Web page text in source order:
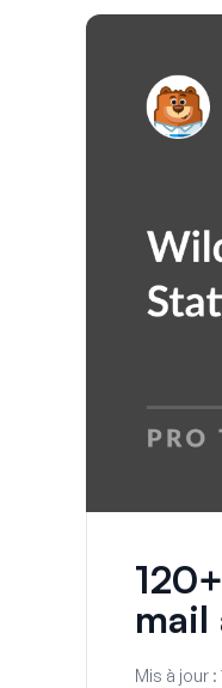
mail
Mis à jour :